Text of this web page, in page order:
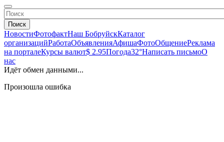
Поиск
НовостиФотофактНаш БобруйскКаталог
организацийРаботаОбъявленияАфишаФотоОбщениеРеклама
на порталеКурсы валют$ 2.95Погода32°Написать письмоО
нас
Идёт обмен данными...
Произошла ошибка